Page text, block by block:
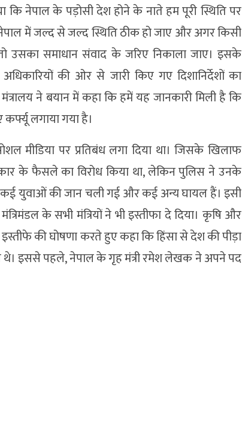
नेपाल के पड़ोसी देश होने के नाते हम पूरी स्थिति पर
में जल्द से जल्द स्थिति ठीक हो जाए और अगर किसी
समाधान संवाद के जरिए निकाला जाए। इसके
की ओर से जारी किए गए दिशानिर्देशों का
ने बयान में कहा कि हमें यह जानकारी मिली है कि
लगाया गया है।
मीडिया पर प्रतिबंध लगा दिया था। जिसके खिलाफ
के फैसले का विरोध किया था, लेकिन पुलिस ने उनके
कई युवाओं की जान चली गई और कई अन्य घायल हैं। इसी
के सभी मंत्रियों ने भी इस्तीफा दे दिया। कृषि और
की घोषणा करते हुए कहा कि हिंसा से देश की पीड़ा
इससे पहले, नेपाल के गृह मंत्री रमेश लेखक ने अपने पद